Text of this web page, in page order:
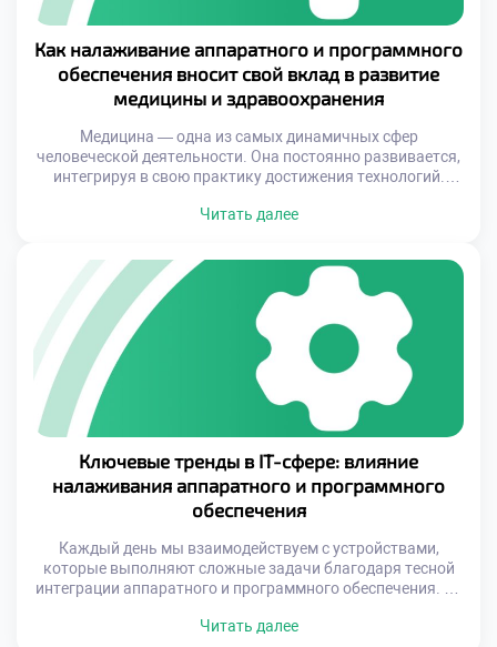
Как налаживание аппаратного и программного
обеспечения вносит свой вклад в развитие
медицины и здравоохранения
Медицина — одна из самых динамичных сфер
человеческой деятельности. Она постоянно развивается,
интегрируя в свою практику достижения технологий.
успешным внедрением новой системы или устройства
занимаются настройкой аппаратного и программного
обеспечения. Без их усилий даже самые продвинутые
технологии остаются лишь идеями на […]
Читать далее
Ключевые тренды в IT-сфере: влияние
налаживания аппаратного и программного
обеспечения
Каждый день мы взаимодействуем с устройствами,
которые выполняют сложные задачи благодаря тесной
интеграции аппаратного и программного обеспечения. От
устройством стоит слаженная работа «железа» и кода.
Читать далее